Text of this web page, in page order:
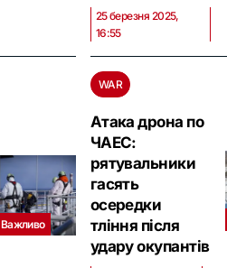
25 березня 2025,
16:55
Важливо
WAR
Атака дрона по
ЧАЕС:
рятувальники
гасять
осередки
тління після
удару окупантів